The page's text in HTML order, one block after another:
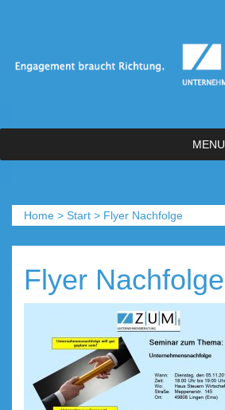
MENU
Home > Start > Flyer Nachfolge
Flyer Nachfolge